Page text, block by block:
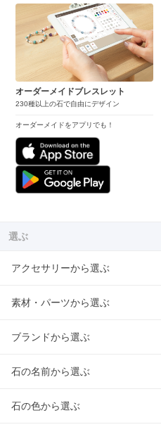
オーダーメイドブレスレット
230種以上の石で自由にデザイン
オーダーメイドをアプリでも！
選ぶ
アクセサリーから選ぶ
素材・パーツから選ぶ
ブランドから選ぶ
石の名前から選ぶ
石の色から選ぶ